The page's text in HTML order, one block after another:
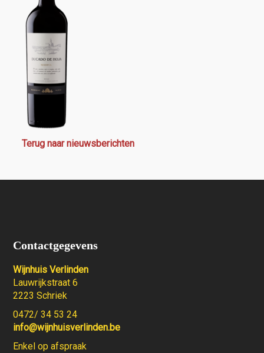
Terug naar nieuwsberichten
Contactgegevens
Wijnhuis Verlinden
Lauwrijkstraat 6
2223 Schriek
0472/ 34 53 24
info@wijnhuisverlinden.be
Enkel op afspraak